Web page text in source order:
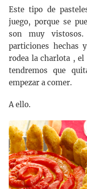
Este tipo de
juego, porque se
son muy
particiones hechas
rodea la charlota ,
tendremos que
empezar a comer.
A ello.